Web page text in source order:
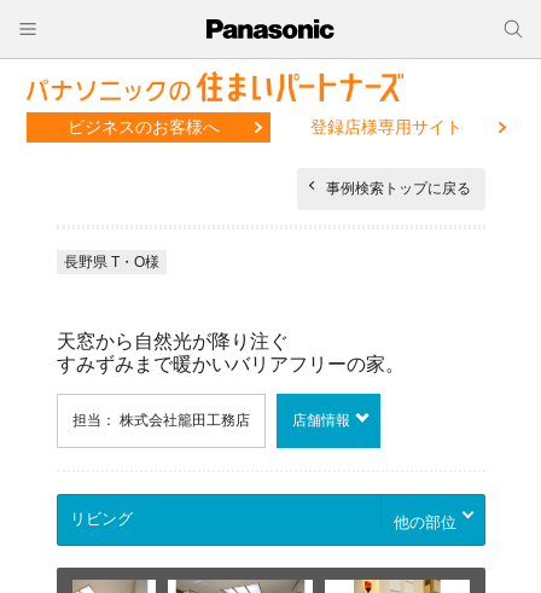
ビジネスのお客様へ 登録店様専用サイト
事例検索トップに戻る
長野県 T・O様
天窓から自然光が降り注ぐ
すみずみまで暖かいバリアフリーの家。
担当： 株式会社籠田工務店 店舗情報
他の部位